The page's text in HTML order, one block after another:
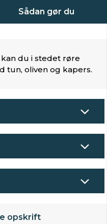
Sådan gør du
du i stedet røre
oliven og kapers.
opskrift